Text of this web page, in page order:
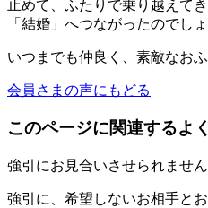
止めて、ふたりで乗り越えて
「結婚」へつながったのでしょ
いつまでも仲良く、素敵なお
会員さまの声にもどる
このページに関連するよ
強引にお見合いさせられません
強引に、希望しないお相手と